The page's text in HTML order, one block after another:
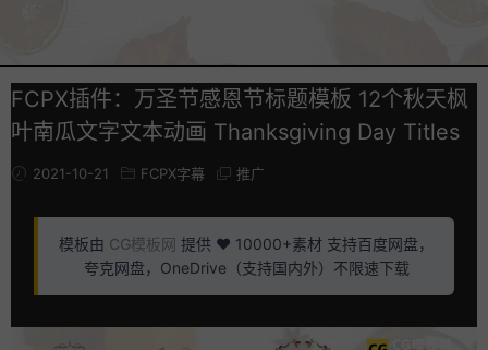
FCPX插件：万圣节感恩节标题模板 12个秋天枫
叶南瓜文字文本动画 Thanksgiving Day Titles
2021-10-21 FCPX字幕 推广
模板由 CG模板网 提供 ❤️ 10000+素材 支持百度网盘，
夸克网盘，OneDrive（支持国内外）不限速下载